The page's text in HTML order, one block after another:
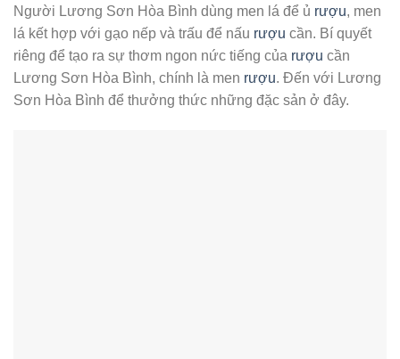
Người Lương Sơn Hòa Bình dùng men lá để ủ rượu, men
lá kết hợp với gạo nếp và trấu để nấu rượu cần. Bí quyết
riêng để tạo ra sự thơm ngon nức tiếng của rượu cần
Lương Sơn Hòa Bình, chính là men rượu. Đến với Lương
Sơn Hòa Bình để thưởng thức những đặc sản ở đây.